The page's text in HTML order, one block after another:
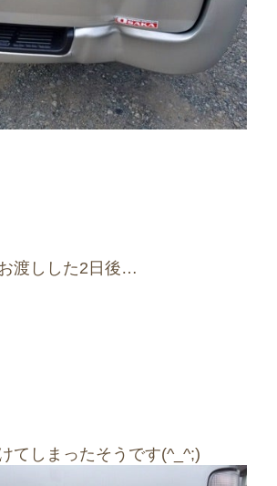
渡しした2日後…
てしまったそうです(^_^;)